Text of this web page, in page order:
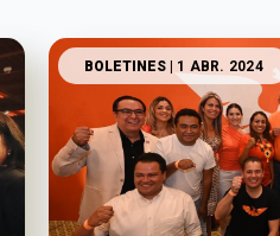
BOLETINES| 1 ABR. 2024